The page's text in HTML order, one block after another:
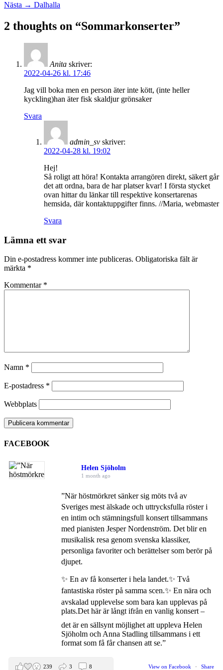
inlägg:
Nästa → Nästa
Dalhalla
2 thoughts on “Sommarkonserter”
Anita skriver:
2022-04-26 kl. 17:46
Jag vill boka men en person äter inte kött, (inte heller
kyckling)han äter fisk skaldjur grönsaker
Svara
admin_sv skriver:
2022-04-28 kl. 19:02
Hej!
Så roligt att höra! Kontakta arrangören direkt, säkert går
det att ordna, bara de har platser kvar! I första stycket
ovan hittar du länkar till respektive konsertarenas
hemsida, där kontaktuppgifter finns. //Maria, webmaster
Svara
Lämna ett svar
Din e-postadress kommer inte publiceras. Obligatoriska fält är
märkta *
Kommentar *
Namn *
E-postadress *
Webbplats
FACEBOOK
Helen Sjöholm
1 month ago
”När höstmörkret sänker sig möts två av
Sveriges mest älskade och uttrycksfulla röster i
en intim och stämningsfull konsert tillsammans
med pianisten Jesper Nordenström. Det blir en
musikalisk resa genom svenska klassiker,
personliga favoriter och berättelser som berör på
djupet.
✨ En av få konserter i hela landet.✨ Två
fantastiska röster på samma scen.✨ En nära och
avskalad upplevelse som bara kan upplevas på
plats.Det här är långt ifrån en vanlig konsert –
det är en sällsynt möjlighet att uppleva Helen
Sjöholm och Anna Stadling tillsammans i ett
format som få får chansen att se.”
View on Facebook · Share
239 3 8